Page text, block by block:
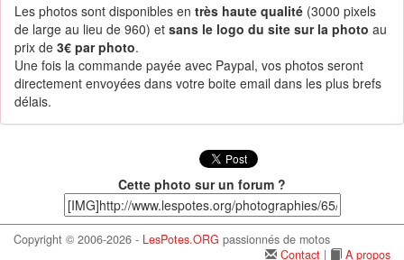
Les photos sont disponibles en très haute qualité (3000 pixels
de large au lieu de 960) et sans le logo du site sur la photo au
prix de 3€ par photo.
Une fois la commande payée avec Paypal, vos photos seront
directement envoyées dans votre boite email dans les plus brefs
délais.
Cette photo sur un forum ?
Copyright © 2006-2026 - LesPotes.ORG passionnés de motos
Contact | A propos